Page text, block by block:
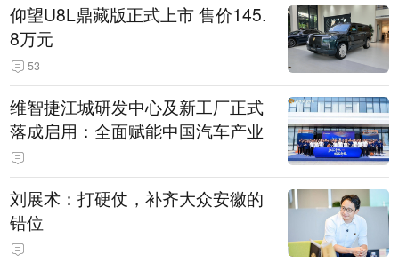
仰望U8L鼎藏版正式上市 售价145.
8万元
53
维智捷江城研发中心及新工厂正式
落成启用：全面赋能中国汽车产业
刘展术：打硬仗，补齐大众安徽的
错位